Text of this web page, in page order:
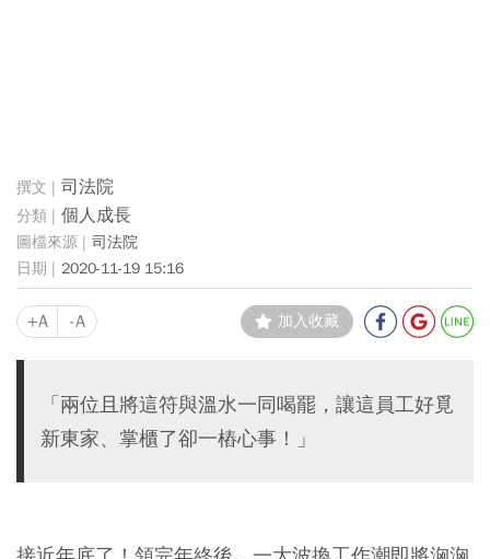
司法院
個人成長
司法院
2020-11-19 15:16
+A -A 加入收藏
「兩位且將這符與溫水一同喝罷，讓這員工好覓
新東家、掌櫃了卻一樁心事！」